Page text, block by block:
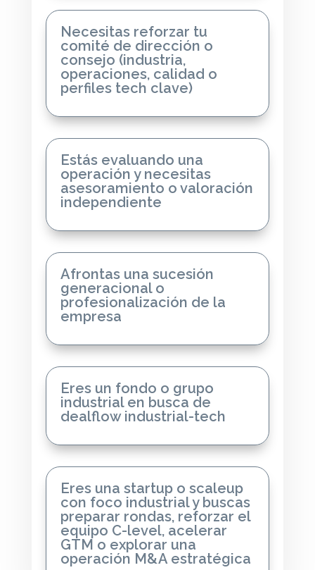
Necesitas reforzar tu
comité de dirección o
consejo (industria,
operaciones, calidad o
perfiles tech clave)
Estás evaluando una
operación y necesitas
asesoramiento o valoración
independiente
Afrontas una sucesión
generacional o
profesionalización de la
empresa
Eres un fondo o grupo
industrial en busca de
dealflow industrial-tech
Eres una startup o scaleup
con foco industrial y buscas
preparar rondas, reforzar el
equipo C-level, acelerar
GTM o explorar una
operación M&A estratégica